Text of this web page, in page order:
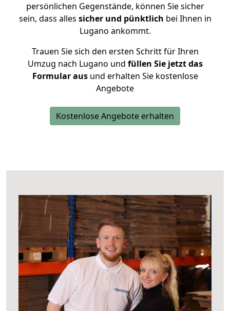
persönlichen Gegenstände, können Sie sicher
sein, dass alles sicher und pünktlich bei Ihnen in
Lugano ankommt.
Trauen Sie sich den ersten Schritt für Ihren
Umzug nach Lugano und füllen Sie jetzt das
Formular ausund erhalten Sie kostenlose
Angebote
Kostenlose Angebote erhalten